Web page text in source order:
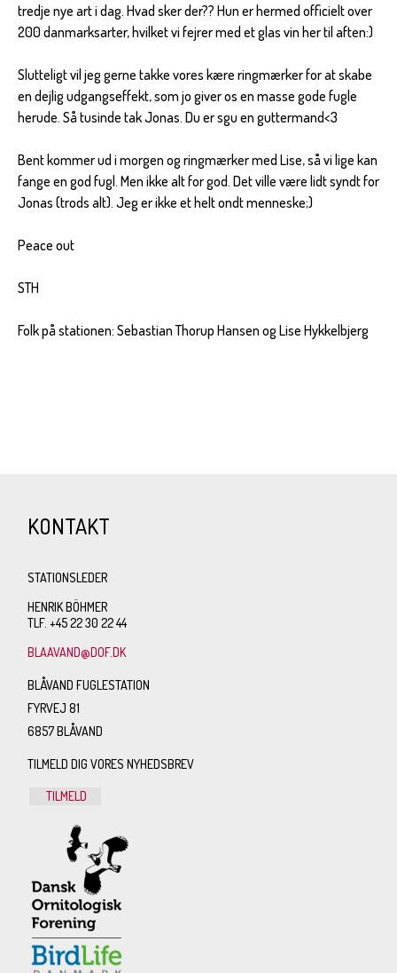
tredje nye art i dag. Hvad sker der?? Hun er hermed officielt over
200 danmarksarter, hvilket vi fejrer med et glas vin her til aften:)
Slutteligt vil jeg gerne takke vores kære ringmærker for at skabe
en dejlig udgangseffekt, som jo giver os en masse gode fugle
herude. Så tusinde tak Jonas. Du er sgu en guttermand<3
Bent kommer ud i morgen og ringmærker med Lise, så vi lige kan
fange en god fugl. Men ikke alt for god. Det ville være lidt syndt for
Jonas (trods alt). Jeg er ikke et helt ondt menneske;)
Peace out
STH
Folk på stationen: Sebastian Thorup Hansen og Lise Hykkelbjerg
KONTAKT
STATIONSLEDER
HENRIK BÖHMER
TLF. +45 22 30 22 44
BLAAVAND@DOF.DK
BLÅVAND FUGLESTATION
FYRVEJ 81
6857 BLÅVAND
TILMELD DIG VORES NYHEDSBREV
TILMELD